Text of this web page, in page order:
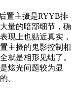
置主摄是RYYB排
量的暗部细节，确
现上也贴近真实，
主摄的鬼影控制相
就是相形见绌了。
炫光问题较为显
。